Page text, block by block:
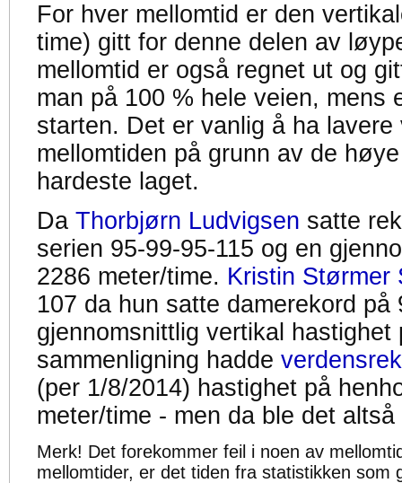
For hver mellomtid er den
time) gitt for denne delen av
mellomtid er også regnet ut og
man på 100 % hele veien, mens
starten. Det er vanlig å ha
mellomtiden på grunn av de
hardeste laget.
Da Thorbjørn Ludvigsen satte
serien 95-99-95-115 og en
2286 meter/time. Kristin Størmer
107 da hun satte damerekord på
gjennomsnittlig vertikal hastighet
sammenligning hadde
(per 1/8/2014) hastighet på
meter/time - men da ble det
Merk! Det forekommer feil i noen av
mellomtider, er det tiden fra statistikken som